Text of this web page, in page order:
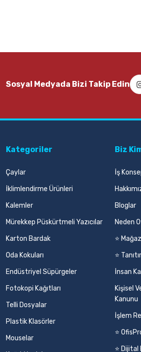
Sosyal Medyada Bizi Takip Edin
Kategoriler
Çaylar
İklimlendirme Ürünleri
Kalemler
Mürekkep Püskürtmeli Yazıcılar
Karton Bardak
Oda Kokuları
Endüstriyel Süpürgeler
Fotokopi Kağıtları
Telli Dosyalar
Plastik Klasörler
Mouselar
Biz
İş
Bloglar
Neden
⭐
⭐
İnsan
Kişisel
Kanunu
İşlem
⭐
⭐